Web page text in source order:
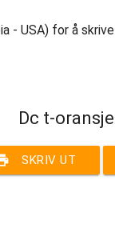
USA) for å
Dc t-
SKRIV UT